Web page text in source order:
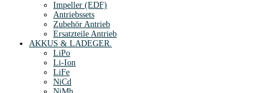
Impeller (EDF)
Antriebssets
Zubehör Antrieb
Ersatzteile Antrieb
AKKUS & LADEGER.
LiPo
Li-Ion
LiFe
NiCd